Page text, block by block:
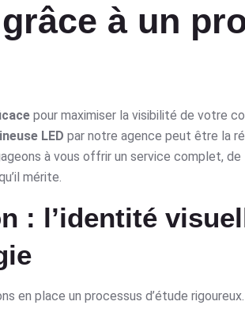
à un
pour maximiser la visibilité de votre
LED par notre agence peut être la
à vous offrir un service complet, de
mérite.
: l’identité
en place un processus d’étude